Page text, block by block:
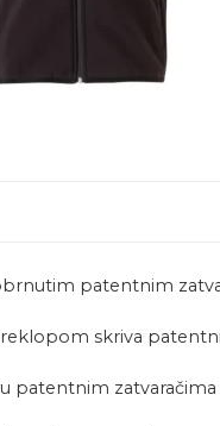
patentnim
skriva
patentnim